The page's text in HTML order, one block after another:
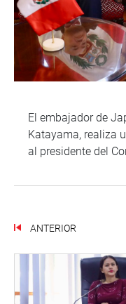
El embajador de
Katayama, realiza
al presidente del
ANTERIOR